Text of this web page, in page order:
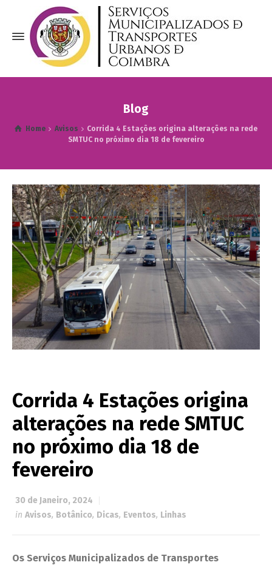
Blog
Home Avisos
Corrida 4 Estações origina alterações na rede
SMTUC no próximo dia 18 de fevereiro
Corrida 4 Estações origina
alterações na rede SMTUC
no próximo dia 18 de
fevereiro
30 de Janeiro, 2024
in Avisos, Botânico, Dicas, Eventos, Linhas
Os Serviços Municipalizados de Transportes